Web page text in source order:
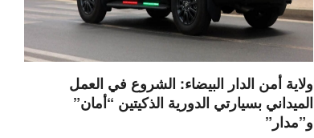
ولاية أمن الدار البيضاء: الشروع في العمل
الميداني بسيارتي الدورية الذكيتين “أمان”
و”مدار”